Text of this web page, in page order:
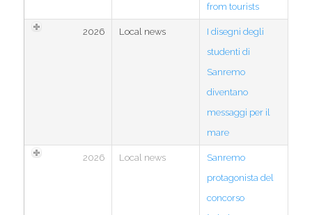
from tourists
2026 Local news
I disegni degli
studenti di
Sanremo
diventano
messaggi per il
mare
2026 Local news
Sanremo
protagonista del
concorso